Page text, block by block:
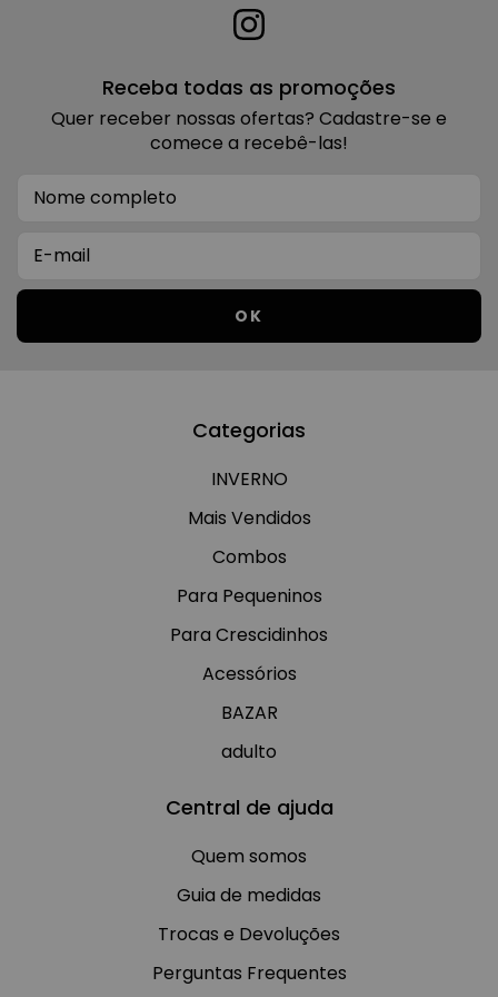
Receba todas as promoções
Quer receber nossas ofertas? Cadastre-se e
comece a recebê-las!
Categorias
INVERNO
Mais Vendidos
Combos
Para Pequeninos
Para Crescidinhos
Acessórios
BAZAR
adulto
Central de ajuda
Quem somos
Guia de medidas
Trocas e Devoluções
Perguntas Frequentes